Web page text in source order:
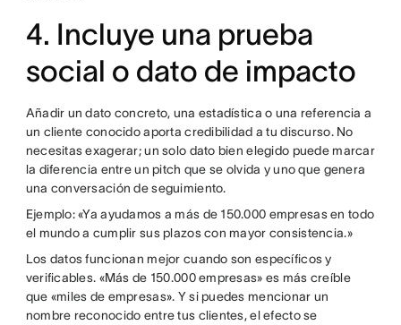
4. Incluye una prueba
social o dato de impacto
Añadir un dato concreto, una estadística o una referencia a
un cliente conocido aporta credibilidad a tu discurso. No
necesitas exagerar; un solo dato bien elegido puede marcar
la diferencia entre un pitch que se olvida y uno que genera
una conversación de seguimiento.
Ejemplo: «Ya ayudamos a más de 150.000 empresas en todo
el mundo a cumplir sus plazos con mayor consistencia.»
Los datos funcionan mejor cuando son específicos y
verificables. «Más de 150.000 empresas» es más creíble
que «miles de empresas». Y si puedes mencionar un
nombre reconocido entre tus clientes, el efecto se